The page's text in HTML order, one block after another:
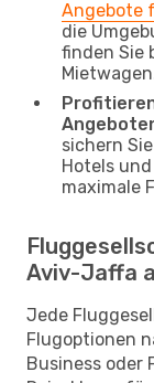
Angebote
die
finden Sie
sichern
Hotels
maximale
Aviv-Jaffa
Jede
Flugoptionen
Business oder